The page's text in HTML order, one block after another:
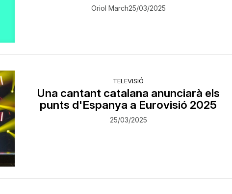
Oriol March25/03/2025
TELEVISIÓ
Una cantant catalana anunciarà els
punts d'Espanya a Eurovisió 2025
25/03/2025